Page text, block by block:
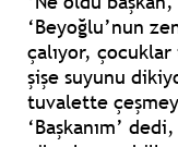
‘Beyoğlu’nun
çalıyor, çocuklar
şişe suyunu
tuvalette
‘Başkanım’